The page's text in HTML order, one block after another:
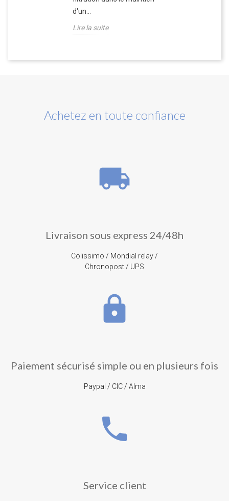
d'un...
Lire la suite
Achetez en toute confiance
local_shipping
Livraison sous express 24/48h
Colissimo / Mondial relay /
Chronopost / UPS
lock
Paiement sécurisé simple ou en plusieurs fois
Paypal / CIC / Alma
phone
Service client